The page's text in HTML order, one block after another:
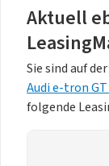
Aktuell
Sie sind auf
Audi e-tron
folgende